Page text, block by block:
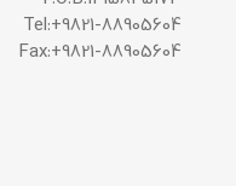
Tel:+9821-88905604
Fax:+9821-88905604